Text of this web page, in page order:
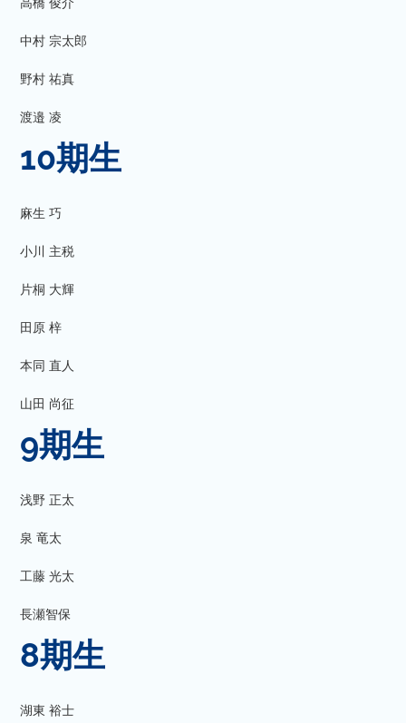
中村 宗太郎
野村 祐真
渡邉 凌
10期生
麻生 巧
小川 主税
片桐 大輝
田原 梓
本同 直人
山田 尚征
9期生
浅野 正太
泉 竜太
工藤 光太
長瀬智保
8期生
湖東 裕士